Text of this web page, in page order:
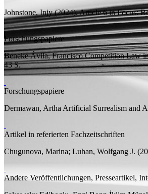
Johnstone, Injy(2024). Article 6 in Focus:
Forschungspapiere
Beneke Ávila, Francisco Competition Law
43S.
Forschungspapiere
Dermawan, Artha Artificial Surrealism and
Artikel in referierten Fachzeitschriften
Chugunova, Marina; Luhan, Wolfgang J.
Andere Veröffentlichungen, Presseartikel,